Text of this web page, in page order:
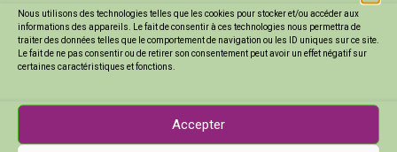
Nous utilisons des technologies telles que les cookies pour stocker et/ou accéder aux
informations des appareils. Le fait de consentir à ces technologies nous permettra de
traiter des données telles que le comportement de navigation ou les ID uniques sur ce site.
Le fait de ne pas consentir ou de retirer son consentement peut avoir un effet négatif sur
certaines caractéristiques et fonctions.
Accepter
Pour donner une touche unique à vos bijoux, vous pouvez
ajouter des décorations et des inclusions. Voici quelques
Fleurs séchées :Ajoutez des petites fleurs pour un look